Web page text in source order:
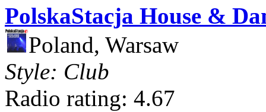
PolskaStacja House &
Poland, Warsaw
Style: Club
Radio rating: 4.67